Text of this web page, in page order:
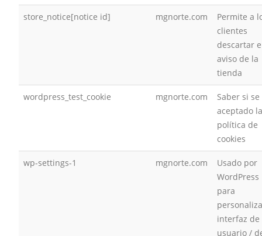
store_notice[notice id] mgnorte.com
Permite a
clientes
descartar
aviso de la
tienda
wordpress_test_cookie mgnorte.com
Saber si
aceptado la
política de
cookies
wp-settings-1 mgnorte.com
Usado por
WordPress
para
interfaz de
usuario /